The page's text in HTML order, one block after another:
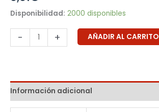
Disponibilidad: 2000 disponibles
- + AÑADIR AL CARRITO
Información adicional